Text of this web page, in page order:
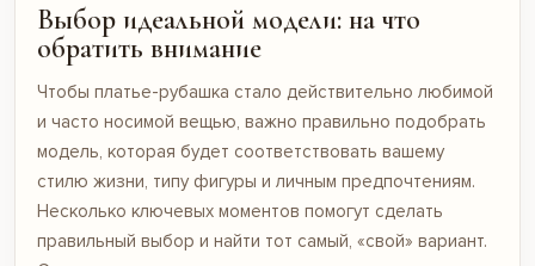
Выбор идеальной модели: на что
обратить внимание
Чтобы платье-рубашка стало действительно любимой
и часто носимой вещью, важно правильно подобрать
модель, которая будет соответствовать вашему
стилю жизни, типу фигуры и личным предпочтениям.
Несколько ключевых моментов помогут сделать
правильный выбор и найти тот самый, «свой» вариант.